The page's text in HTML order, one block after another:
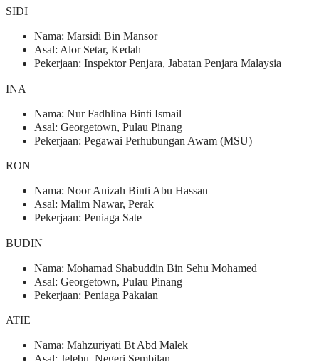
SIDI
Nama: Marsidi Bin Mansor
Asal: Alor Setar, Kedah
Pekerjaan: Inspektor Penjara, Jabatan Penjara Malaysia
INA
Nama: Nur Fadhlina Binti Ismail
Asal: Georgetown, Pulau Pinang
Pekerjaan: Pegawai Perhubungan Awam (MSU)
RON
Nama: Noor Anizah Binti Abu Hassan
Asal: Malim Nawar, Perak
Pekerjaan: Peniaga Sate
BUDIN
Nama: Mohamad Shabuddin Bin Sehu Mohamed
Asal: Georgetown, Pulau Pinang
Pekerjaan: Peniaga Pakaian
ATIE
Nama: Mahzuriyati Bt Abd Malek